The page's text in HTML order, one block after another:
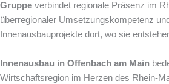
Gruppe verbindet regionale Präsenz im
überregionaler Umsetzungskompetenz
Innenausbauprojekte dort, wo sie
Innenausbau in Offenbach am Main
Wirtschaftsregion im Herzen des Rhein-